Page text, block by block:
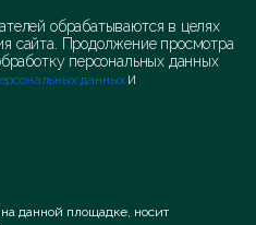
обрабатываются в целях
сайта. Продолжение просмотра
персональных данных
данных и
данной площадке, носит